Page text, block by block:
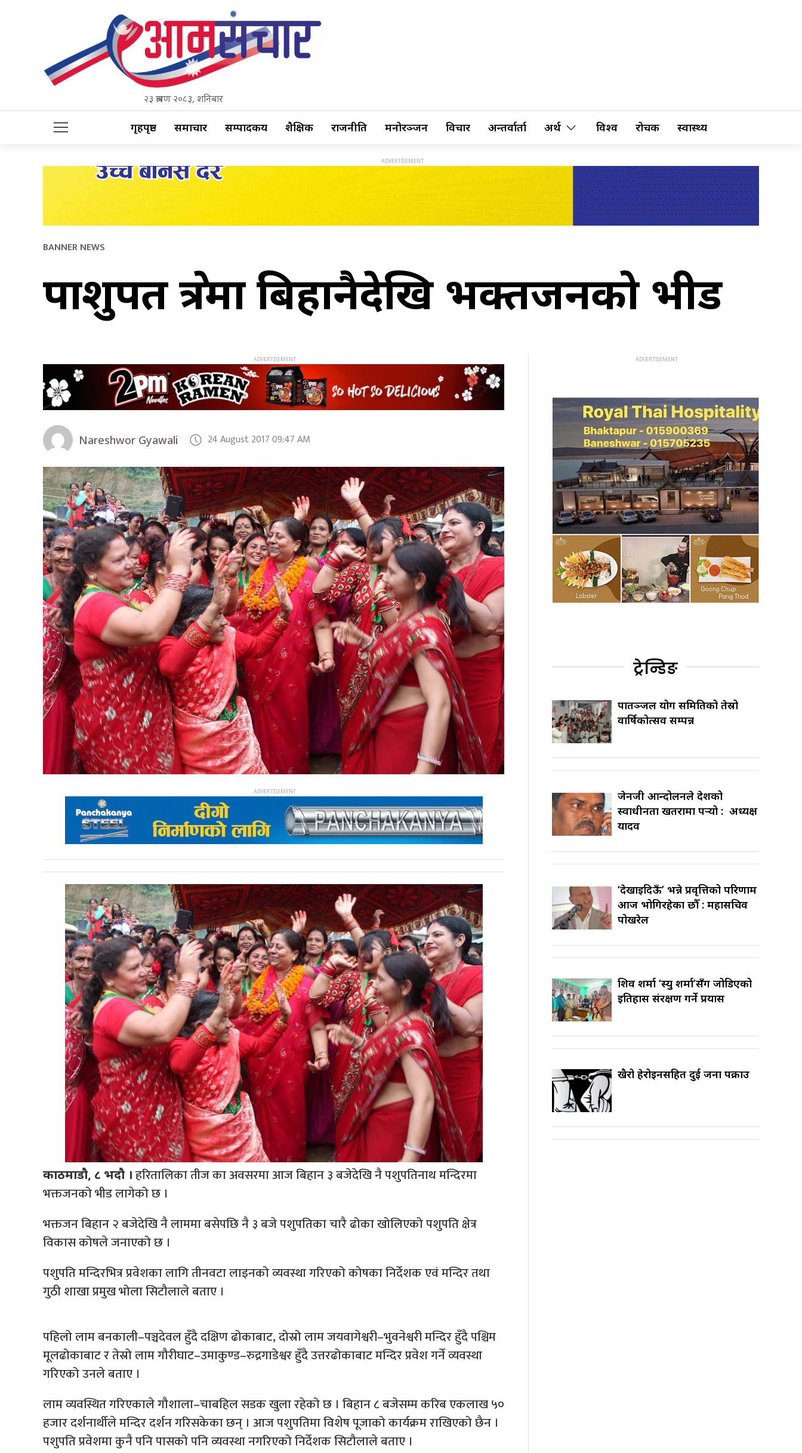
२३ श्रावण २०८३, शनिबार
गृहपृष्ठ समाचार सम्पादकीय शैक्षिक राजनीति मनोरञ्जन विचार अन्तर्वार्ता अर्थ विश्व रोचक स्वास्थ्य
BANNER NEWS
पाशुपत क्षेत्रमा बिहानैदेखि भक्तजनको भीड
Nareshwor Gyawali 24 August 2017 09:47 AM
काठमाडौ, ८ भदौ । हरितालिका तीज का अवसरमा आज बिहान ३ बजेदेखि नै पशुपतिनाथ मन्दिरमा
भक्तजनको भीड लागेको छ ।
भक्तजन बिहान २ बजेदेखि नै लाममा बसेपछि नै ३ बजे पशुपतिका चारै ढोका खोलिएको पशुपति क्षेत्र
विकास कोषले जनाएको छ ।
पशुपति मन्दिरभित्र प्रवेशका लागि तीनवटा लाइनको व्यवस्था गरिएको कोषका निर्देशक एवं मन्दिर तथा
गुठी शाखा प्रमुख भोला सिटौलाले बताए ।
पहिलो लाम बनकाली–पञ्चदेवल हुँदै दक्षिण ढोकाबाट, दोस्रो लाम जयवागेश्वरी–भुवनेश्वरी मन्दिर हुँदै पश्चिम
मूलढोकाबाट र तेस्रो लाम गौरीघाट–उमाकुण्ड–रुद्रगाडेश्वर हुँदै उत्तरढोकाबाट मन्दिर प्रवेश गर्ने व्यवस्था
गरिएको उनले बताए ।
लाम व्यवस्थित गरिएकाले गौशाला–चाबहिल सडक खुला रहेको छ । बिहान ८ बजेसम्म करिब एकलाख ५०
हजार दर्शनार्थीले मन्दिर दर्शन गरिसकेका छन् । आज पशुपतिमा विशेष पूजाको कार्यक्रम राखिएको छैन ।
पशुपति प्रवेशमा कुनै पनि पासको पनि व्यवस्था नगरिएको निर्देशक सिटौलाले बताए ।
ट्रेन्डिङ
पातञ्जल योग समितिको तेस्रो
वार्षिकोत्सव सम्पन्न
जेनजी आन्दोलनले देशको
स्वाधीनता खतरामा पर्‍यो : अध्यक्ष
यादव
‘देखाइदिऊँ’ भन्ने प्रवृत्तिको परिणाम
आज भोगिरहेका छौँ : महासचिव
पोखरेल
शिव शर्मा ‘स्यु शर्मा’सँग जोडिएको
इतिहास संरक्षण गर्ने प्रयास
खैरो हेरोइनसहित दुई जना पक्राउ